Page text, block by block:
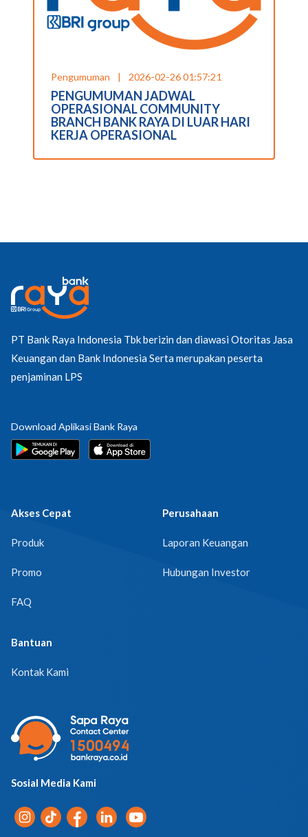
Pengumuman 2026-02-26 01:57:21
PENGUMUMAN JADWAL
OPERASIONAL COMMUNITY
BRANCH BANK RAYA DI LUAR HARI
KERJA OPERASIONAL
PT Bank Raya Indonesia Tbk berizin dan diawasi Otoritas Jasa
Keuangan dan Bank Indonesia Serta merupakan peserta
penjaminan LPS
Download Aplikasi Bank Raya
Akses Cepat
Produk
Promo
FAQ
Perusahaan
Laporan Keuangan
Hubungan Investor
Bantuan
Kontak Kami
Sosial Media Kami